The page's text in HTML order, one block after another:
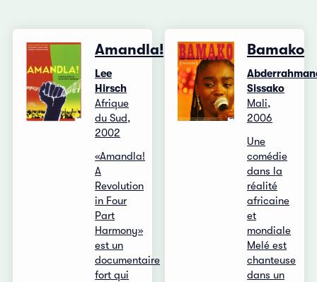
Amandla!
Lee
Hirsch
Afrique
du Sud,
2002
«Amandla!
A
Revolution
in Four
Part
Harmony»
est un
documentaire
fort qui
Bamako
Sissako
Mali,
2006
Une
comédie
dans la
réalité
africaine
et
mondiale
Melé est
chanteuse
dans un